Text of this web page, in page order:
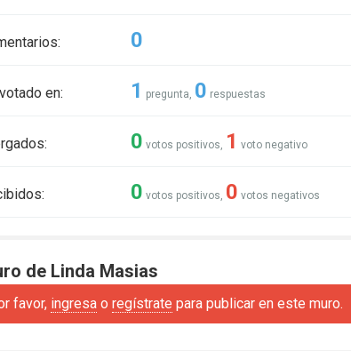
0
en: 1 pregunta, 0 respuestas
0 votos positivos, 1 voto negativo
0 votos positivos, 0 votos negativos
de Linda Masias
favor, ingresa oregístrate para publicar en este muro.